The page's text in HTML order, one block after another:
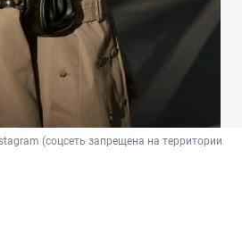
(соцсеть запрещена на территории